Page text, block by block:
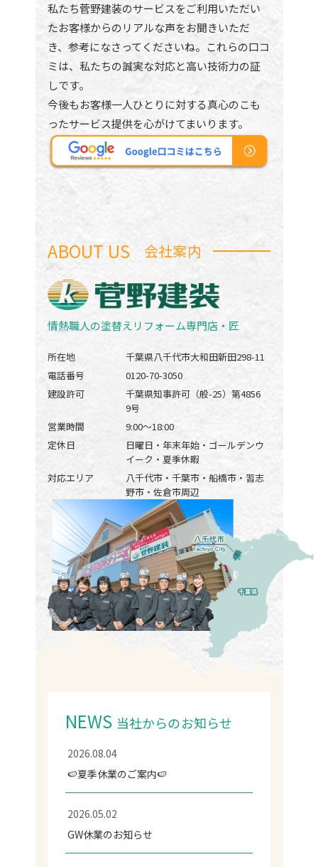
私たち菅野建装のサービスをご利用いただい
たお客様からのリアルな声をお聞きいただ
き、参考になさってくださいね。これらの口コ
ミは、私たちの誠実な対応と高い技術力の証
しです。
今後もお客様一人ひとりに対する真心のこも
ったサービス提供を心がけてまいります。
ABOUT US 会社案内
情熱職人の塗替えリフォーム専門店・匠
所在地
千葉県八千代市大和田新田298-11
電話番号
0120-70-3050
建設許可
千葉県知事許可（般-25）第4856
9号
営業時間
9:00〜18:00
定休日
日曜日・年末年始・ゴールデンウ
イーク・夏季休暇
対応エリア
八千代市・千葉市・船橋市・習志
野市・佐倉市周辺
NEWS 当社からのお知らせ
2026.08.04
🍉夏季休業のご案内🍉
2026.05.02
GW休業のお知らせ